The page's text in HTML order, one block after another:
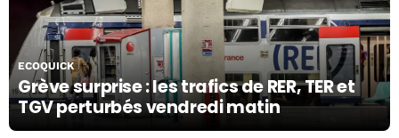
Grève surprise : les trafics de RER, TER et
TGV perturbés vendredi matin
ECOQUICK
18/10/19